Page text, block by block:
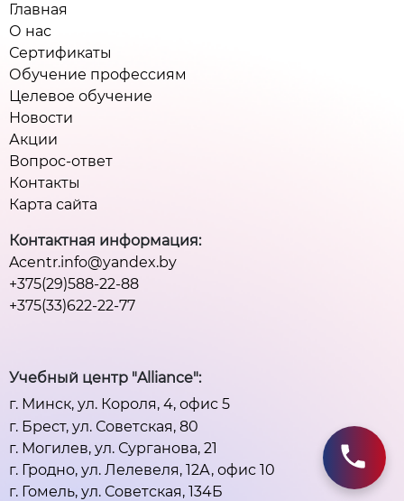
Главная
О нас
Сертификаты
Обучение профессиям
Целевое обучение
Новости
Акции
Вопрос-ответ
Контакты
Карта сайта
Контактная информация:
Acentr.info@yandex.by
+375(29)588-22-88
+375(33)622-22-77
Учебный центр "Alliance":
г. Минск, ул. Короля, 4, офис 5
г. Брест, ул. Советская, 80
г. Могилев, ул. Сурганова, 21
г. Гродно, ул. Лелевеля, 12А, офис 10
г. Гомель, ул. Советская, 134Б